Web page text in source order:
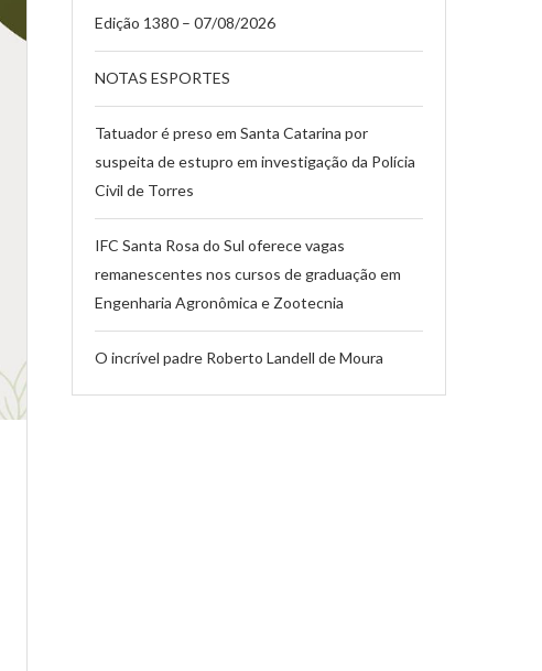
Edição 1380 – 07/08/2026
NOTAS ESPORTES
Tatuador é preso em Santa Catarina por
suspeita de estupro em investigação da Polícia
Civil de Torres
IFC Santa Rosa do Sul oferece vagas
remanescentes nos cursos de graduação em
Engenharia Agronômica e Zootecnia
O incrível padre Roberto Landell de Moura